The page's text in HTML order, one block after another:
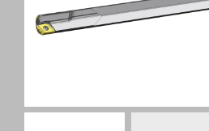
Français